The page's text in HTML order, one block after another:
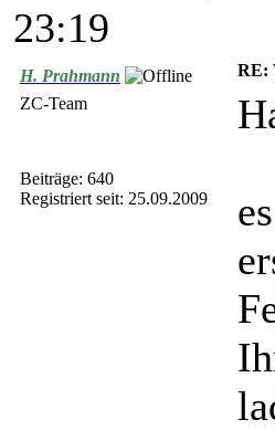
23:19
H. Prahmann
ZC-Team
Beiträge: 640
Registriert seit: 25.09.2009
RE: